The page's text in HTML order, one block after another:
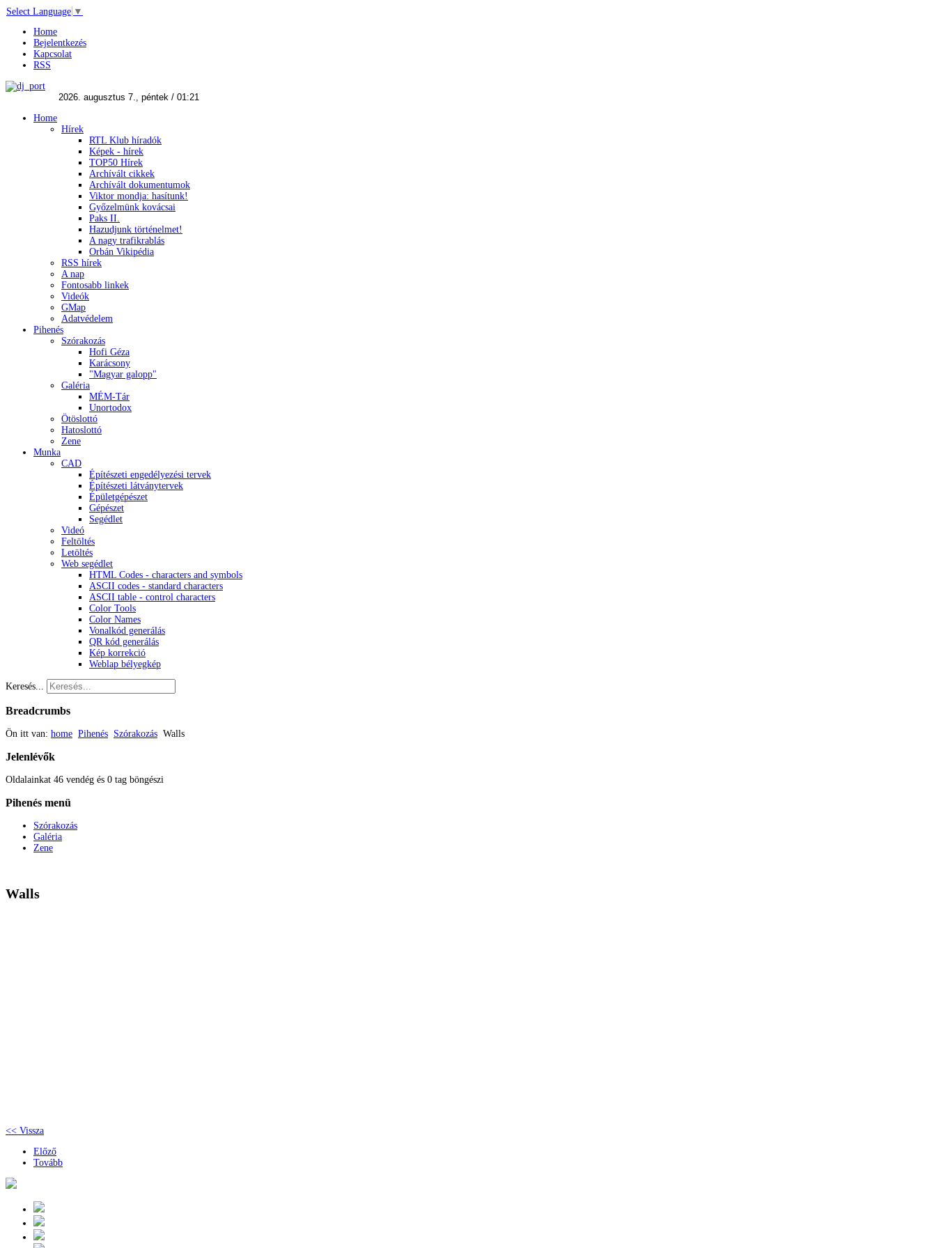
Select Language ▼
Home
Bejelentkezés
Kapcsolat
RSS
Home
Hírek
RTL Klub híradók
Képek - hírek
TOP50 Hírek
Archívált cikkek
Archívált dokumentumok
Viktor mondja: hasítunk!
Győzelmünk kovácsai
Paks II.
Hazudjunk történelmet!
A nagy trafikrablás
Orbán Vikipédia
RSS hírek
A nap
Fontosabb linkek
Videók
GMap
Adatvédelem
Pihenés
Szórakozás
Hofi Géza
Karácsony
"Magyar galopp"
Galéria
MÉM-Tár
Unortodox
Ötöslottó
Hatoslottó
Zene
Munka
CAD
Építészeti engedélyezési tervek
Építészeti látványtervek
Épületgépészet
Gépészet
Segédlet
Videó
Feltöltés
Letöltés
Web segédlet
HTML Codes - characters and symbols
ASCII codes - standard characters
ASCII table - control characters
Color Tools
Color Names
Vonalkód generálás
QR kód generálás
Kép korrekció
Weblap bélyegkép
Keresés...
Breadcrumbs
Ön itt van: home Pihenés Szórakozás Walls
Jelenlévők
Oldalainkat 46 vendég és 0 tag böngészi
Pihenés menü
Szórakozás
Galéria
Zene
Walls
<< Vissza
Előző
Tovább